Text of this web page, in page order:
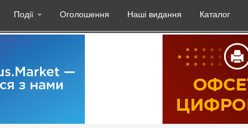
Події Оголошення Наші видання Каталог